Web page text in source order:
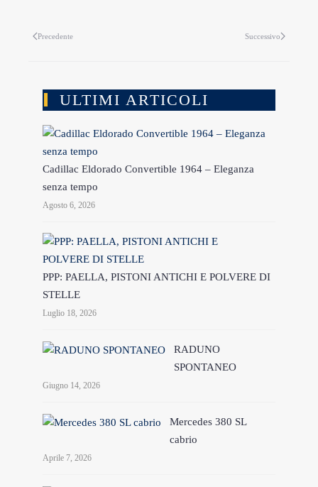
Precedente Successivo
ULTIMI ARTICOLI
Cadillac Eldorado Convertible 1964 – Eleganza
senza tempo
Agosto 6, 2026
PPP: PAELLA, PISTONI ANTICHI E POLVERE DI
STELLE
Luglio 18, 2026
RADUNO
SPONTANEO
Giugno 14, 2026
Mercedes 380 SL
cabrio
Aprile 7, 2026